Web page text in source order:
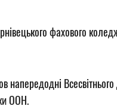
фахового
ООН.